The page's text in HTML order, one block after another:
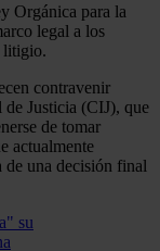
Orgánica para la
legal a los
litigio.
contravenir
Justicia (CIJ), que
de tomar
actualmente
de una decisión final